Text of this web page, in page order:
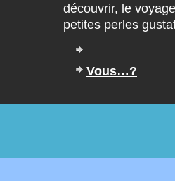
découvrir, le
petites perles
Vous…?